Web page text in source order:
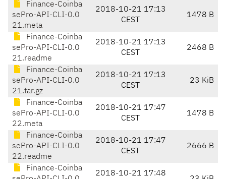
Finance-Coinba
sePro-API-CLI-0.0
21.meta
2018-10-21 17:13
CEST
1478 B
Finance-Coinba
sePro-API-CLI-0.0
21.readme
2018-10-21 17:13
CEST
2468 B
Finance-Coinba
sePro-API-CLI-0.0
21.tar.gz
2018-10-21 17:13
CEST
23 KiB
Finance-Coinba
sePro-API-CLI-0.0
22.meta
2018-10-21 17:47
CEST
1478 B
Finance-Coinba
sePro-API-CLI-0.0
22.readme
2018-10-21 17:47
CEST
2666 B
Finance-Coinba
2018-10-21 17:48